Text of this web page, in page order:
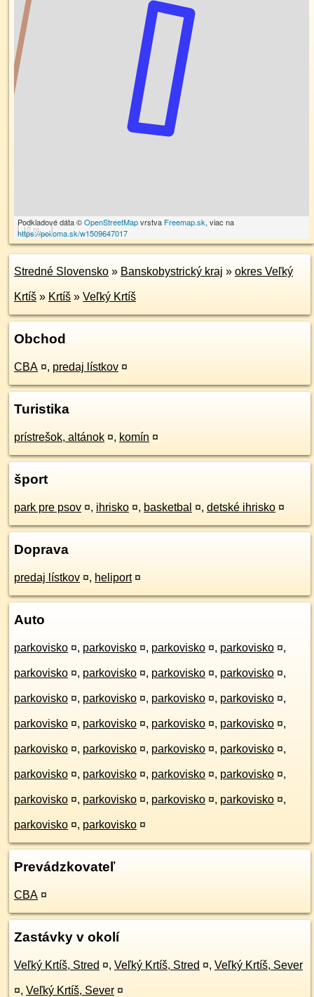
10 m
Podkladové dáta ©OpenStreetMapvrstva Freemap.sk, viac na
https://poi.oma.sk/w1509647017
Stredné Slovensko » Banskobystrický kraj » okres Veľký
Krtíš » Krtíš » Veľký Krtíš
Obchod
CBA ¤, predaj lístkov ¤
Turistika
prístrešok, altánok ¤, komín ¤
šport
park pre psov ¤, ihrisko ¤, basketbal ¤, detské ihrisko ¤
Doprava
predaj lístkov ¤, heliport ¤
Auto
parkovisko ¤, parkovisko ¤, parkovisko ¤, parkovisko ¤,
parkovisko ¤, parkovisko ¤, parkovisko ¤, parkovisko ¤,
parkovisko ¤, parkovisko ¤, parkovisko ¤, parkovisko ¤,
parkovisko ¤, parkovisko ¤, parkovisko ¤, parkovisko ¤,
parkovisko ¤, parkovisko ¤, parkovisko ¤, parkovisko ¤,
parkovisko ¤, parkovisko ¤, parkovisko ¤, parkovisko ¤,
parkovisko ¤, parkovisko ¤, parkovisko ¤, parkovisko ¤,
parkovisko ¤, parkovisko ¤
Prevádzkovateľ
CBA ¤
Zastávky v okolí
Veľký Krtíš, Stred ¤, Veľký Krtíš, Stred ¤, Veľký Krtíš, Sever
¤, Veľký Krtíš, Sever ¤